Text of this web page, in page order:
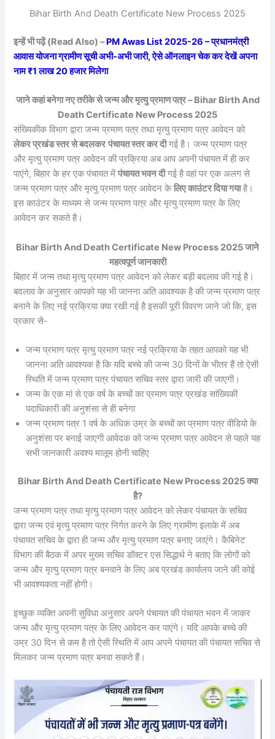
Bihar Birth And Death Certificate New Process 2025
इन्हें भी पढ़ें (Read Also) –PM Awas List 2025-26 – प्रधानमंत्री
आवास योजना ग्रामीण सूची अभी-अभी जारी, ऐसे ऑनलाइन चेक कर देखें अपना
नाम ₹1 लाख 20 हजार मिलेगा
जाने कहां बनेगा नए तरीके से जन्म और मृत्यु प्रमाण पत्र – Bihar Birth And
Death Certificate New Process 2025
संख्यिकीक विभाग द्वारा जन्म प्रमाण पत्र तथा मृत्यु प्रमाण पत्र आवेदन को
लेकर प्रखंड स्तर से बदलकर पंचायत स्तर कर दीगई है। जन्म प्रमाण पत्र
और मृत्यु प्रमाण पत्र आवेदन की प्रक्रिया अब आप अपनी पंचायत में ही कर
पाएंगे, बिहार के हर एक पंचायत मेंपंचायत भवन दीगई है वहां पर एक अलग से
जन्म प्रमाण पत्र और मृत्यु प्रमाण पत्र आवेदन केलिए काउंटर दिया गयाहै।
इस काउंटर के माध्यम से जन्म प्रमाण पत्र और मृत्यु प्रमाण पत्र के लिए
आवेदन कर सकते है।
Bihar Birth And Death Certificate New Process 2025 जाने
महत्वपूर्ण जानकारी
बिहार में जन्म तथा मृत्यु प्रमाण पत्र आवेदन को लेकर बड़ी बदलाव की गई है।
बदलाव के अनुसार आपको यह भी जानना अति आवश्यक है की जन्म प्रमाण पत्र
बनाने के लिए नई प्रक्रिया क्या रखी गई है इसकी पूरी विवरण जाने जो कि, इस
प्रकार से-
जन्म प्रमाण पत्र मृत्यु प्रमाण पत्र नई प्रक्रिया के तहत आपको यह भी
जानना अति आवश्यक है कि यदि बच्चे की जन्म 30 दिनों के भीतर हैं तो ऐसी
स्थिति में जन्म प्रमाण पत्र पंचायत सचिव स्तर द्वारा जारी की जाएगी।
जन्म के एक मां से एक वर्ष के बच्चों का प्रमाण पत्र प्रखंड सांख्यिकी
पदाधिकारी की अनुशंसा से ही बनेगा
जन्म प्रमाण पत्र 1 वर्ष के अधिक उम्र के बच्चों का प्रमाण पत्र वीडियो के
अनुशंसा पर बनाई जाएगी आवेदक को जन्म प्रमाण पत्र आवेदन से पहले यह
सभी जानकारी अवश्य मालूम होनी चाहिए
Bihar Birth And Death Certificate New Process 2025 क्या
है?
जन्म प्रमाण पत्र तथा मृत्यु प्रमाण पत्र आवेदन को लेकर पंचायत के सचिव
द्वारा जन्म एवं मृत्यु प्रमाण पत्र निर्गत करने के लिए ग्रामीण इलाके में अब
पंचायत सचिव के द्वारा ही जन्म और मृत्यु प्रमाण पत्र बनाए जाएंगे। कैबिनेट
विभाग की बैठक में अपर मुख्य सचिव डॉक्टर एस सिद्धार्थ ने बताए कि लोगों को
जन्म और मृत्यु प्रमाण पत्र बनवाने के लिए अब प्रखंड कार्यालय जाने की कोई
भी आवश्यकता नहीं होगी।
इच्छुक व्यक्ति अपनी सुविधा अनुसार अपने पंचायत की पंचायत भवन में जाकर
जन्म और मृत्यु प्रमाण पत्र के लिए आवेदन कर पाएंगे। यदि आपके बच्चे की
उम्र 30 दिन से कम है तो ऐसी स्थिति में आप अपने पंचायत की पंचायत सचिव से
मिलकर जन्म प्रमाण पत्र बनवा सकते हैं।